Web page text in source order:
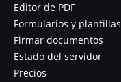
Editor de PDF
Formularios y plantillas
Firmar documentos
Estado del servidor
Precios